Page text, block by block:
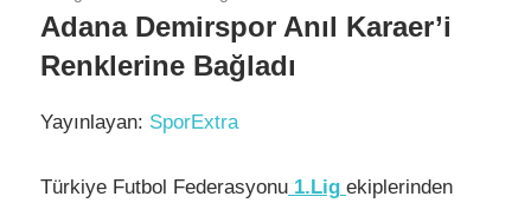
Adana Demirspor Anıl Karaer’i
Renklerine Bağladı
Yayınlayan: SporExtra
Türkiye Futbol Federasyonu 1.Lig ekiplerinden